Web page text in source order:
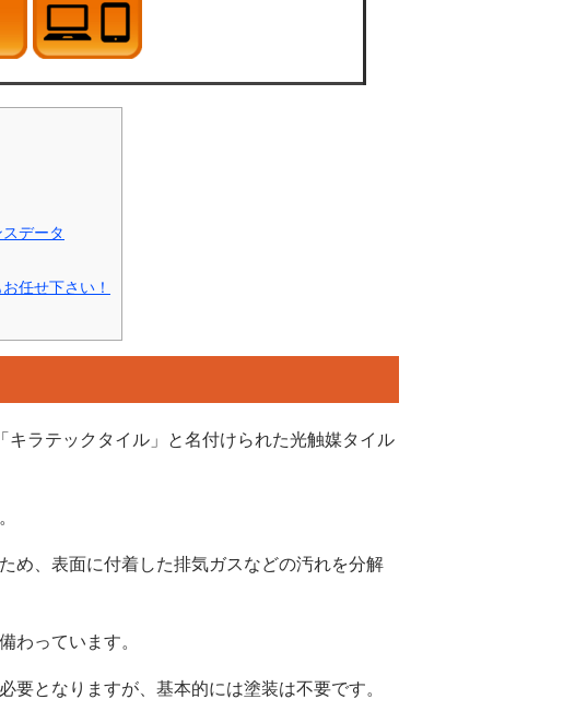
データ
任せ下さい！
ラテックタイル」と名付けられた光触媒タイル
め、表面に付着した排気ガスなどの汚れを分解
わっています。
要となりますが、基本的には塗装は不要です。